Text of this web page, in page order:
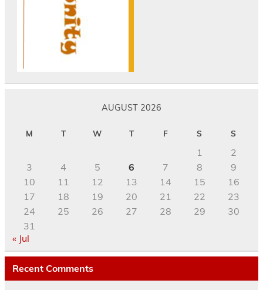
AUGUST 2026
M T W T F S S
1
2
3
4 5 6 7 8
9
10
11 12 13 14 15
16
17
18 19 20 21 22
23
24
25 26 27 28 29
30
31
« Jul
Recent Comments